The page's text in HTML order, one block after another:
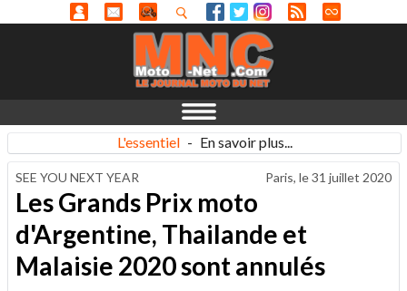
L'essentiel - En savoir plus...
SEE YOU NEXT YEAR Paris, le31 juillet 2020
Les Grands Prix moto
d'Argentine, Thailande et
Malaisie 2020 sont annulés